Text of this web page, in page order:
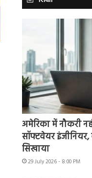
अमेरिका में नौकरी
सॉफ्टवेयर
सिखाया
29 July 2026 - 8:00 PM